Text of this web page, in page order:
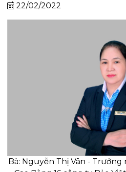
22/02/2022
Bà: Nguyễn Thị Vân -